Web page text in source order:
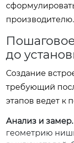
производителю.
до
Создание
требующий
этапов ведет к
Анализ и замер.
геометрию